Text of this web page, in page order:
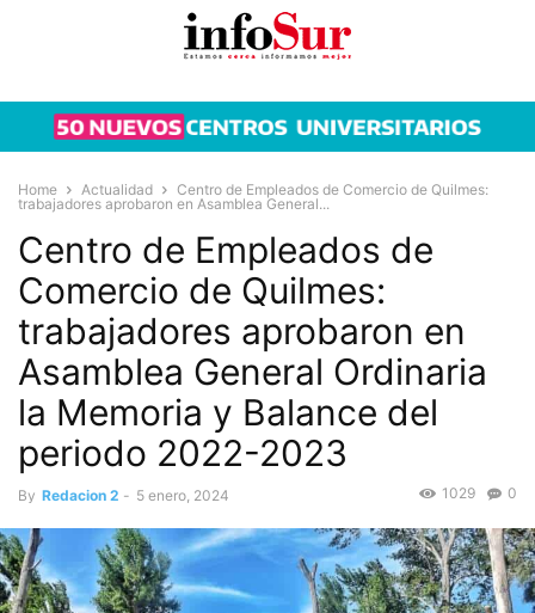
Home Actualidad
Centro de Empleados de Comercio de Quilmes:
trabajadores aprobaron en Asamblea General...
Centro de Empleados de
Comercio de Quilmes:
trabajadores aprobaron en
Asamblea General Ordinaria
la Memoria y Balance del
periodo 2022-2023
By Redacion 2 - 5 enero, 2024 0
1029